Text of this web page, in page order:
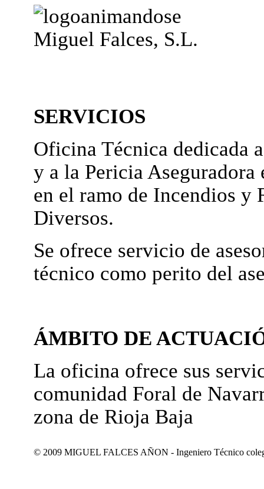
Miguel Falces, S.L.
SERVICIOS
Oficina Técnica dedicada
y a la Pericia Aseguradora
en el ramo de Incendios y
Diversos.
Se ofrece servicio de
técnico como perito del
ÁMBITO DE
La oficina ofrece sus
comunidad Foral de
zona de Rioja Baja
© 2009 MIGUEL FALCES AÑON - Ingeniero Técnico